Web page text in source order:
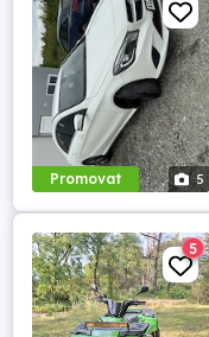
Promovat 5
5